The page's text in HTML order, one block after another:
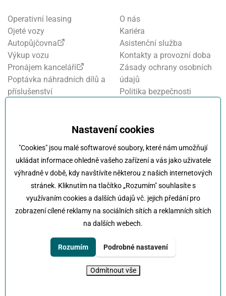
Nastavení cookies
"Cookies" jsou malé softwarové soubory, které nám umožňují
ukládat informace ohledně vašeho zařízení a vás jako uživatele
výhradně v době, kdy navštívíte některou z našich internetových
stránek. Kliknutím na tlačítko „Rozumím" souhlasíte s
využívaním cookies a dalších údajů vč. jejich předání pro
zobrazení cílené reklamy na sociálních sítích a reklamních sítích
na dalších webech.
Rozumím Podrobné nastavení
Odmítnout vše
Operativní leasing
Ojeté vozy
Autopůjčovna
Výkup vozu
Pronájem kanceláří
Poptávka náhradních dílů a
příslušenství
O nás
Kariéra
Asistenční služba
Kontakty a provozní doba
Zásady ochrany osobních
údajů
Politika bezpečnosti
Oznamovací systém
Kola Klokočka - ukončení
provozu
Klokočka - Na každé cestě s vámi
Karlovarská 814/115 , 161 00 Praha 6 - Řepy
+420 222 197 111e-mail:info@klokocka.cz
© 2026 KlokočkaTvorba webuUVM interactive